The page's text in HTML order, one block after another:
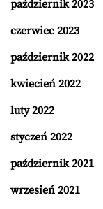
październik 2023
czerwiec 2023
październik 2022
kwiecień 2022
luty 2022
styczeń 2022
październik 2021
wrzesień 2021